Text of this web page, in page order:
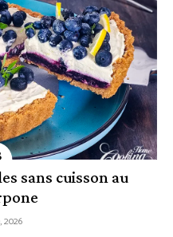
sans cuisson au
2026